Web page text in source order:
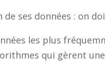
ses données : on
les plus
qui gèrent